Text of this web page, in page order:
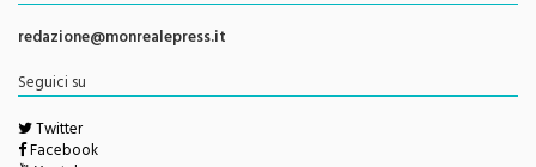
Direttore Responsabile
Giorgio Vaiana
Contatti e info
redazione@monrealepress.it
Seguici su